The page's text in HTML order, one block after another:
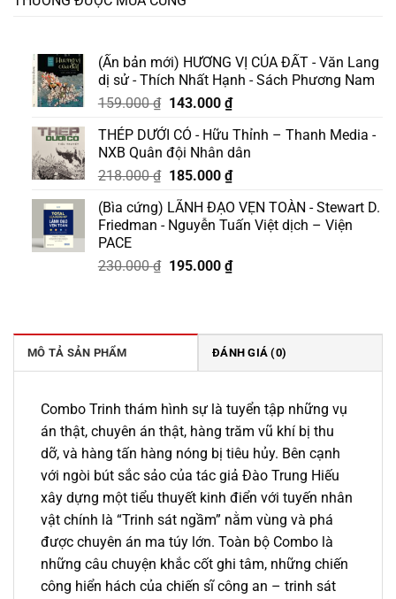
(Ấn bản mới) HƯƠNG VỊ CỦA ĐẤT - Văn Lang
dị sử - Thích Nhất Hạnh - Sách Phương Nam
159.000₫ Giá
là:
159.000 ₫.
143.000 ₫Giá
tại
là:
143.000 ₫.
THÉP DƯỚI CỎ - Hữu Thỉnh – Thanh Media -
NXB Quân đội Nhân dân
218.000₫ Giá
là:
218.000 ₫.
185.000 ₫Giá
tại
là:
(Bìa cứng) LÃNH ĐẠO VẸN TOÀN - Stewart D.
Friedman - Nguyễn Tuấn Việt dịch – Viện
PACE
230.000₫ Giá
195.000 ₫Giá
195.000 ₫.
MÔ TẢ SẢN PHẨM ĐÁNH GIÁ (0)
Combo Trinh thám hình sự là tuyển tập những vụ
án thật, chuyên án thật, hàng trăm vũ khí bị thu
dỡ, và hàng tấn hàng nóng bị tiêu hủy. Bên cạnh
với ngòi bút sắc sảo của tác giả Đào Trung Hiếu
xây dựng một tiểu thuyết kinh điển với tuyến nhân
vật chính là “Trinh sát ngầm” nằm vùng và phá
được chuyên án ma túy lớn. Toàn bộ Combo là
những câu chuyện khắc cốt ghi tâm, những chiến
công hiển hách của chiến sĩ công an – trinh sát